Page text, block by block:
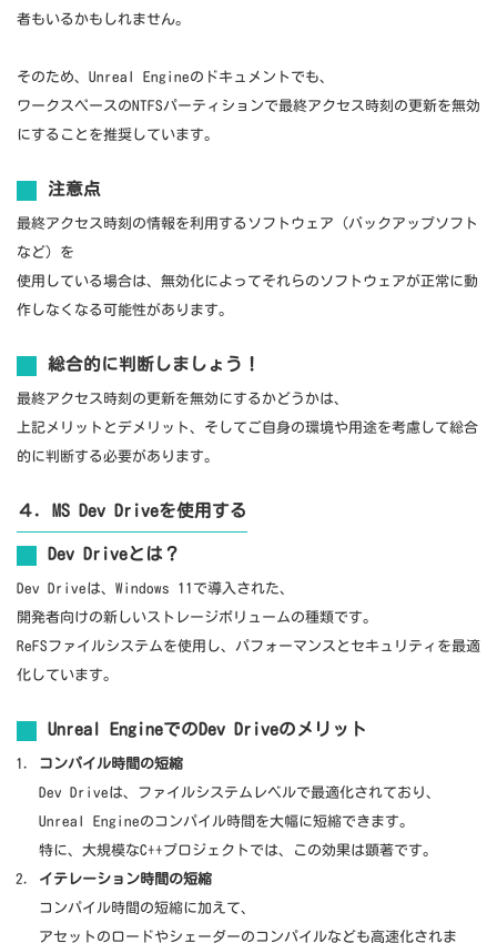
者もいるかもしれません。
そのため、Unreal Engineのドキュメントでも、
ワークスペースのNTFSパーティションで最終アクセス時刻の更新を無効
にすることを推奨しています。
注意点
最終アクセス時刻の情報を利用するソフトウェア（バックアップソフト
など）を
使用している場合は、無効化によってそれらのソフトウェアが正常に動
作しなくなる可能性があります。
総合的に判断しましょう！
最終アクセス時刻の更新を無効にするかどうかは、
上記メリットとデメリット、そしてご自身の環境や用途を考慮して総合
的に判断する必要があります。
４．MS Dev Driveを使用する
Dev Driveとは？
Dev Driveは、Windows 11で導入された、
開発者向けの新しいストレージボリュームの種類です。
ReFSファイルシステムを使用し、パフォーマンスとセキュリティを最適
化しています。
Unreal EngineでのDev Driveのメリット
コンパイル時間の短縮
Dev Driveは、ファイルシステムレベルで最適化されており、
Unreal Engineのコンパイル時間を大幅に短縮できます。
特に、大規模なC++プロジェクトでは、この効果は顕著です。
イテレーション時間の短縮
コンパイル時間の短縮に加えて、
アセットのロードやシェーダーのコンパイルなども高速化されま